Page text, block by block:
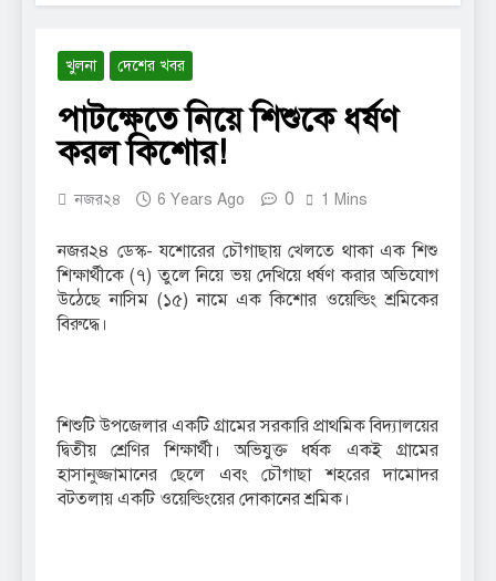
খুলনা দেশের খবর
পাটক্ষেতে নিয়ে শিশুকে ধর্ষণ
করল কিশোর!
নজর২৪ 6 Years Ago 0 1 Mins
নজর২৪ ডেস্ক- যশোরের চৌগাছায় খেলতে থাকা এক শিশু
শিক্ষার্থীকে (৭) তুলে নিয়ে ভয় দেখিয়ে ধর্ষণ করার অভিযোগ
উঠেছে নাসিম (১৫) নামে এক কিশোর ওয়েল্ডিং শ্রমিকের
বিরুদ্ধে।
শিশুটি উপজেলার একটি গ্রামের সরকারি প্রাথমিক বিদ্যালয়ের
দ্বিতীয় শ্রেণির শিক্ষার্থী। অভিযুক্ত ধর্ষক একই গ্রামের
হাসানুজ্জামানের ছেলে এবং চৌগাছা শহরের দামোদর
বটতলায় একটি ওয়েল্ডিংয়ের দোকানের শ্রমিক।